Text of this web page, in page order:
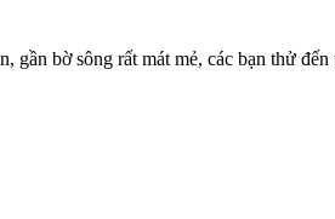
gần bờ sông rất mát mẻ, các bạn thử đến